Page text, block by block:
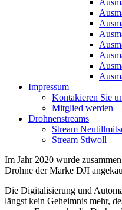
Impressum
Kontakieren Sie
Mitglied werden
Drohnenstreams
Stream
Stream Stiwoll
Im Jahr 2020 wurde
Drohne der Marke DJI
Die Digitalisierung und
längst kein Geheimnis mehr,